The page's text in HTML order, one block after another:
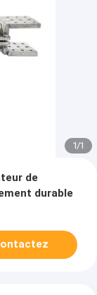
1/1
de
durable